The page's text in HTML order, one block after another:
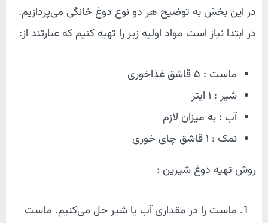
در این بخش به توضیح هر دو نوع دوغ خانگی می‌پردازیم.
در ابتدا نیاز است مواد اولیه زیر را تهیه کنیم که عبارتند از:
ماست : ۵ قاشق غذاخوری
شیر : ۱ ایتر
آب : به میزان لازم
نمک : ۱ قاشق چای خوری
روش تهیه دوغ شیرین :
ماست را در مقداری آب یا شیر حل می‌کنیم. ماست